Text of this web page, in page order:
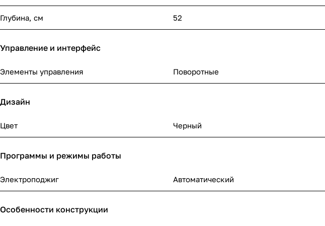
Глубина, см 52
Управление и интерфейс
Элементы управления Поворотные
Дизайн
Цвет Черный
Программы и режимы работы
Электроподжиг Автоматический
Особенности конструкции